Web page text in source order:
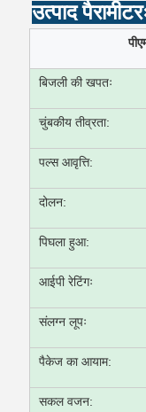
उत्पाद
बिजली की खपतः
चुंबकीय तीव्रता:
पल्स आवृत्ति:
दोलन:
पिघला हुआ:
आईपी रेटिंगः
संलग्न लूपः
पैकेज का आयाम:
सकल वजन: